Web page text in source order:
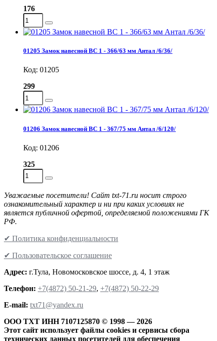
176
01205 Замок навесной ВС 1 - 366/63 мм Антал /6/36/
Код: 01205
299
01206 Замок навесной ВС 1 - 367/75 мм Антал /6/120/
Код: 01206
325
Уважаемые посетители! Сайт txt-71.ru носит строго
ознакомительный характер и ни при каких условиях не
является публичной офертой, определяемой положениями ГК
РФ.
✔ Политика конфиденциальности
✔ Пользовательское соглашение
Адрес: г.Тула, Новомосковское шоссе, д. 4, 1 этаж
Телефон: +7(4872) 50-21-29, +7(4872) 50-22-29
Е-mail: txt71@yandex.ru
ООО ТХТ ИНН 7107125870 © 1998 — 2026
Этот сайт использует файлы cookies и сервисы сбора
технических данных посетителей для обеспечения